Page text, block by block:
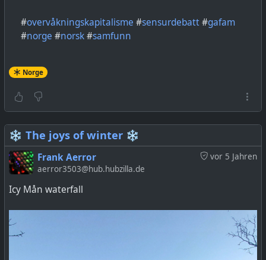
#overvåkningskapitalisme #sensurdebatt#gafam
#norge #norsk#samfunn
Norge
❄️ The joys of winter ❄️
vor 5 Jahren
Frank Aerror
aerror3503@hub.hubzilla.de
Icy Mån waterfall